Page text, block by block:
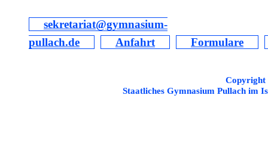
sekretariat@gymnasium-
pullach.de
Anfahrt Formulare
Copyright
Staatliches Gymnasium Pullach im